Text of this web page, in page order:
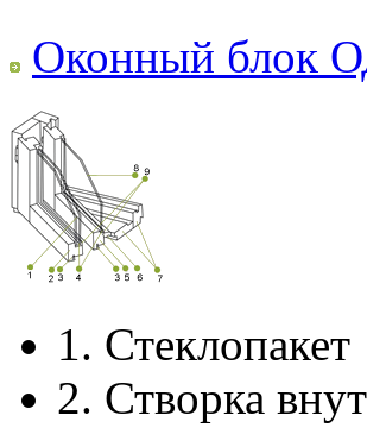
Оконный блок
1. Стеклопакет
2. Створка